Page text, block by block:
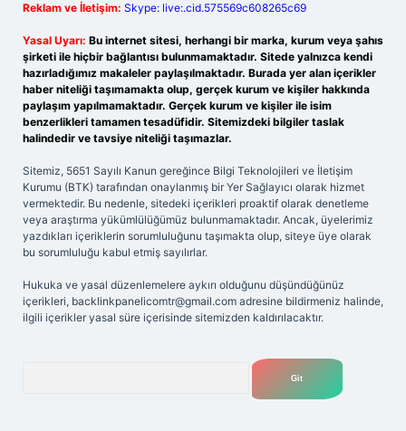
Reklam ve İletişim: Skype: live:.cid.575569c608265c69
Yasal Uyarı: Bu internet sitesi, herhangi bir marka, kurum veya şahıs
şirketi ile hiçbir bağlantısı bulunmamaktadır. Sitede yalnızca kendi
hazırladığımız makaleler paylaşılmaktadır. Burada yer alan içerikler
haber niteliği taşımamakta olup, gerçek kurum ve kişiler hakkında
paylaşım yapılmamaktadır. Gerçek kurum ve kişiler ile isim
benzerlikleri tamamen tesadüfidir. Sitemizdeki bilgiler taslak
halindedir ve tavsiye niteliği taşımazlar.
Sitemiz, 5651 Sayılı Kanun gereğince Bilgi Teknolojileri ve İletişim
Kurumu (BTK) tarafından onaylanmış bir Yer Sağlayıcı olarak hizmet
vermektedir. Bu nedenle, sitedeki içerikleri proaktif olarak denetleme
veya araştırma yükümlülüğümüz bulunmamaktadır. Ancak, üyelerimiz
yazdıkları içeriklerin sorumluluğunu taşımakta olup, siteye üye olarak
bu sorumluluğu kabul etmiş sayılırlar.
Hukuka ve yasal düzenlemelere aykırı olduğunu düşündüğünüz
içerikleri, backlinkpanelicomtr@gmail.com adresine bildirmeniz halinde,
ilgili içerikler yasal süre içerisinde sitemizden kaldırılacaktır.